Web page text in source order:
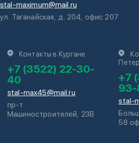
stal-maximum@mail.ru
ул. Таганайская, д. 204, офис 207
Контакты в Кургане
+7 (3522) 22-30-
40
stal-max45@mail.ru
пр-т
Машиностроителей, 23В
+7
93-
stal-
58